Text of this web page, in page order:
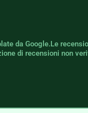
da Google.Le
di recensioni non